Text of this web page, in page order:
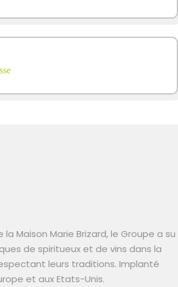
Maison Marie Brizard, le Groupe a su
de spiritueux et de vins dans la
leurs traditions. Implanté
et aux Etats-Unis.